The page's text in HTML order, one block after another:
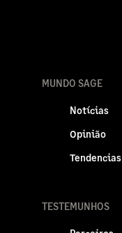
MUNDO SAGE
Notícias
Opinião
Tendencias
TESTEMUNHOS